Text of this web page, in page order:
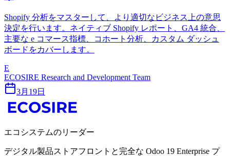
Shopify 分析をマスターして、より適切なビジネス上の意思
決定を行います。ネイティブ Shopify レポート、GA4 統合、
主要な e コマース指標、コホート分析、カスタム ダッシュ
ボードをカバーします。
E
ECOSIRE Research and Development Team
3月19日
エコシステムのリーダー
デジタル製品ストアフロントと完全な Odoo 19 Enterprise プ